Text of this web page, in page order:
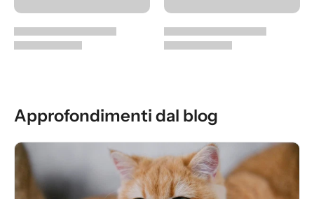
Approfondimenti dal blog